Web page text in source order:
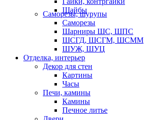
Шайбы
Саморезы, шурупы
Саморезы
Шарниры ШС, ШПС
ШСГД, ШСГМ, ШСММ
ШУЖ, ШУЦ
Отделка, интерьер
Декор для стен
Картины
Часы
Печи, камины
Камины
Печное литье